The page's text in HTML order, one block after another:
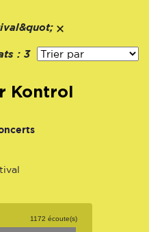
: 3
Kontrol
1172 écoute(s)